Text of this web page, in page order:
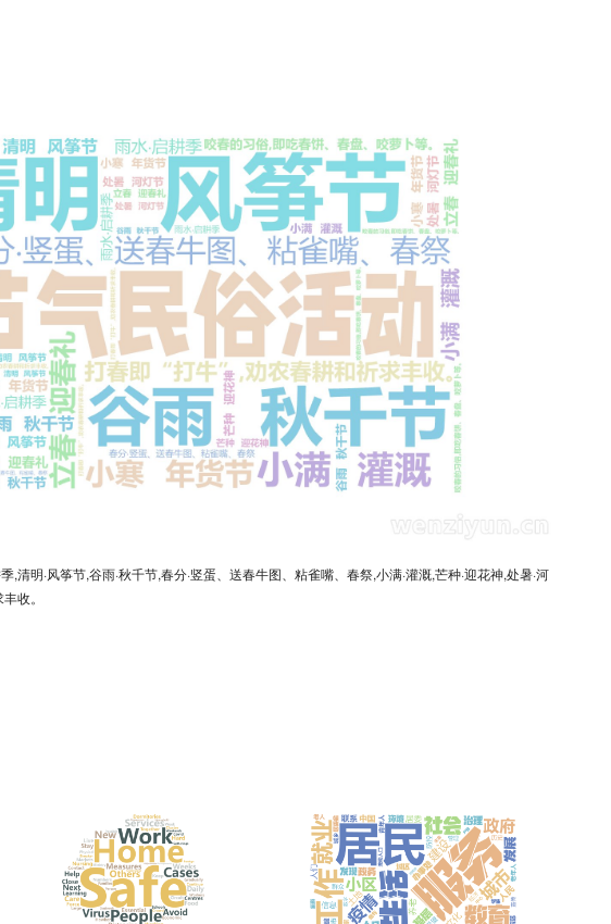
,清明·风筝节,谷雨·秋千节,春分·竖蛋、送春牛图、粘雀嘴、春祭,小满·灌溉,芒种·迎花神,处暑·河
收。